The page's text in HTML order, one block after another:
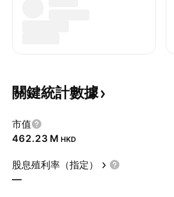
關鍵統計數據
市值
‪462.23 M‬ HKD
股息殖利率（指定）
—